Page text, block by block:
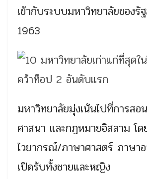
เข้ากับระบบมหาวิทยาลัยของรั
1963
มหาวิทยาลัยมุ่งเน้นไปที่การสอ
ศาสนา และกฎหมายอิสลาม โด
ไวยากรณ์/ภาษาศาสตร์ ภาษา
เปิดรับทั้งชายและหญิง